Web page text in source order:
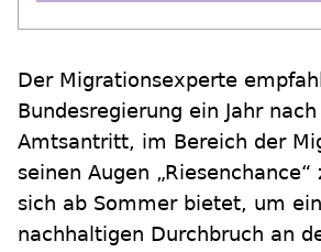
Der Migrationsexperte
Bundesregierung ein Jahr
Amtsantritt, im Bereich der
seinen Augen
sich ab Sommer bietet, um
nachhaltigen Durchbruch an